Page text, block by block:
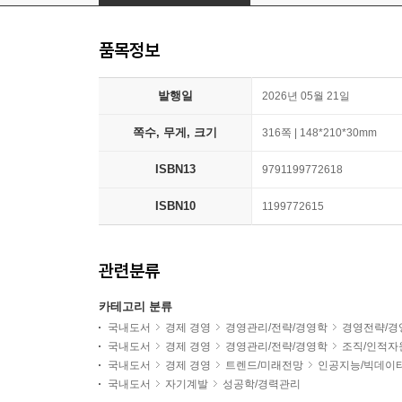
품목정보
발행일 2026년 05월 21일
쪽수, 무게, 크기 316쪽 | 148*210*30mm
ISBN13 9791199772618
ISBN10 1199772615
관련분류
카테고리 분류
국내도서 경제 경영 경영관리/전략/경영학
경영전략/경
국내도서
경제 경영 경영관리/전략/경영학
조직/인적자
국내도서
경제 경영 트렌드/미래전망
인공지능/빅데이
국내도서
자기계발 성공학/경력관리